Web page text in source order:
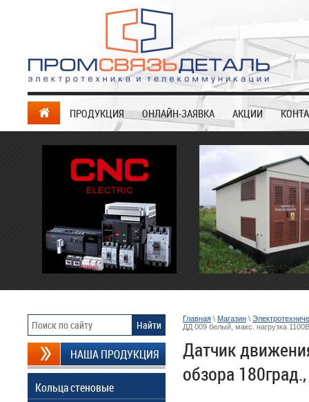
ПРОДУКЦИЯ ОНЛАЙН-ЗАЯВКА АКЦИИ
Главная \ Магазин \
ДД 009 белый, макс. нагрузка
Датчик
обзора
НАША ПРОДУКЦИЯ
Кольца стеновые